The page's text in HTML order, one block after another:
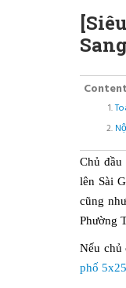
Chủ đầu
lên Sài
cũng
Phường
Nếu chủ
phố